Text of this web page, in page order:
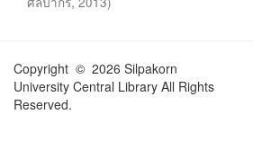
Copyright © 2026 Silpakorn
University Central Library All Rights
Reserved.